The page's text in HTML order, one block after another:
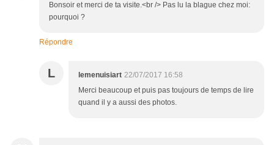
Bonsoir et merci de ta visite.<br /> Pas lu la blague chez moi:
pourquoi ?
Répondre
L lemenuisiart 22/07/2017 16:58
Merci beaucoup et puis pas toujours de temps de lire
quand il y a aussi des photos.